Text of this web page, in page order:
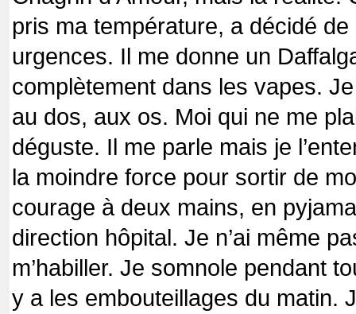
pris ma température, a décidé de
urgences. Il me donne un
complètement dans les vapes.
au dos, aux os. Moi qui ne me
déguste. Il me parle mais je
la moindre force pour sortir de
courage à deux mains, en
direction hôpital. Je n’ai même
m’habiller. Je somnole pendant
y a les embouteillages du matin.